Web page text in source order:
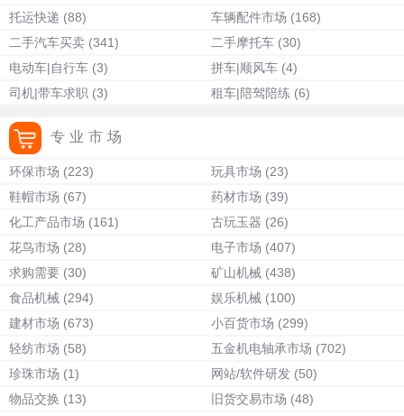
托运快递 (88) 车辆配件市场 (168)
二手汽车买卖 (341) 二手摩托车 (30)
电动车|自行车 (3) 拼车|顺风车 (4)
司机|带车求职 (3) 租车|陪驾陪练 (6)
专业市场
环保市场 (223) 玩具市场 (23)
鞋帽市场 (67) 药材市场 (39)
化工产品市场 (161) 古玩玉器 (26)
花鸟市场 (28) 电子市场 (407)
求购需要 (30) 矿山机械 (438)
食品机械 (294) 娱乐机械 (100)
建材市场 (673) 小百货市场 (299)
轻纺市场 (58) 五金机电轴承市场 (702)
珍珠市场 (1) 网站/软件研发 (50)
物品交换 (13) 旧货交易市场 (48)